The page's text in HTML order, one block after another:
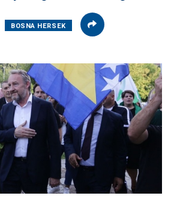
BOSNA HERSEK